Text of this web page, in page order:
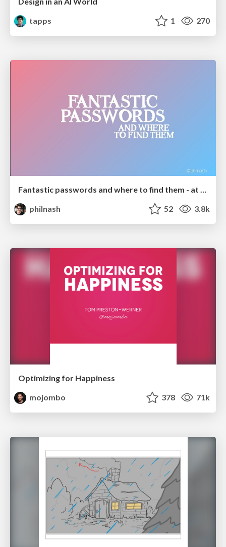
tapps
1 270
Fantastic passwords and where to find them - at NoRuKo
philnash
52 3.8k
Optimizing for Happiness
mojombo
378 71k